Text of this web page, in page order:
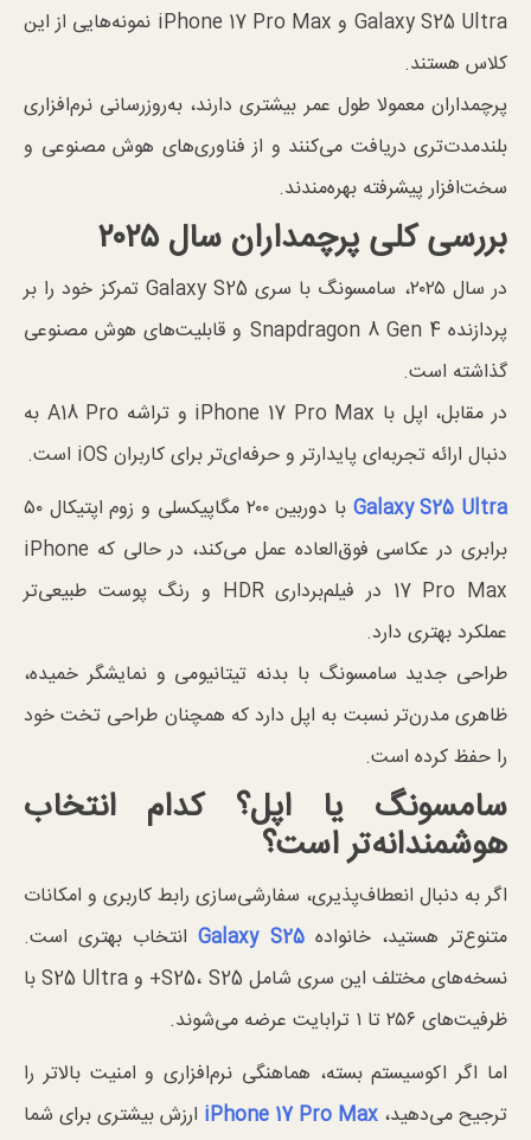
Galaxy S25 Ultra و iPhone 17 Pro Max نمونه‌هایی از این
کلاس هستند.
پرچمداران معمولا طول عمر بیشتری دارند، به‌روزرسانی نرم‌افزاری
بلندمدت‌تری دریافت می‌کنند و از فناوری‌های هوش مصنوعی و
سخت‌افزار پیشرفته بهره‌مندند.
بررسی کلی پرچمداران سال ۲۰۲۵
در سال ۲۰۲۵، سامسونگ با سری Galaxy S25 تمرکز خود را بر
پردازنده Snapdragon 8 Gen 4 و قابلیت‌های هوش مصنوعی
گذاشته است.
در مقابل، اپل با iPhone 17 Pro Max و تراشه A18 Pro به
دنبال ارائه تجربه‌ای پایدارتر و حرفه‌ای‌تر برای کاربران iOS است.
Galaxy S25 Ultra
با دوربین ۲۰۰ مگاپیکسلی و زوم اپتیکال ۵۰
برابری در عکاسی فوق‌العاده عمل می‌کند، در حالی که iPhone
17 Pro Max در فیلم‌برداری HDR و رنگ پوست طبیعی‌تر
عملکرد بهتری دارد.
طراحی جدید سامسونگ با بدنه تیتانیومی و نمایشگر خمیده،
ظاهری مدرن‌تر نسبت به اپل دارد که همچنان طراحی تخت خود
را حفظ کرده است.
سامسونگ یا اپل؟ کدام انتخاب
هوشمندانه‌تر است؟
اگر به دنبال انعطاف‌پذیری، سفارشی‌سازی رابط کاربری و امکانات
متنوع‌تر هستید، خانوادهGalaxy S25انتخاب بهتری است.
نسخه‌های مختلف این سری شامل S25، S25+ و S25 Ultra با
ظرفیت‌های ۲۵۶ تا ۱ ترابایت عرضه می‌شوند.
اما اگر اکوسیستم بسته، هماهنگی نرم‌افزاری و امنیت بالاتر را
ترجیح می‌دهید، iPhone 17 Pro Max ارزش بیشتری برای شما